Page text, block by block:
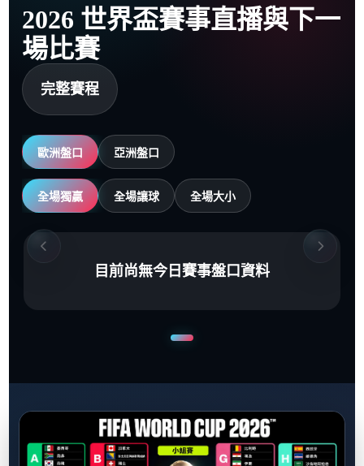
2026 世界盃賽事直播與下一
場比賽
完整賽程
歐洲盤口 亞洲盤口
全場獨贏 全場讓球 全場大小
目前尚無今日賽事盤口資料